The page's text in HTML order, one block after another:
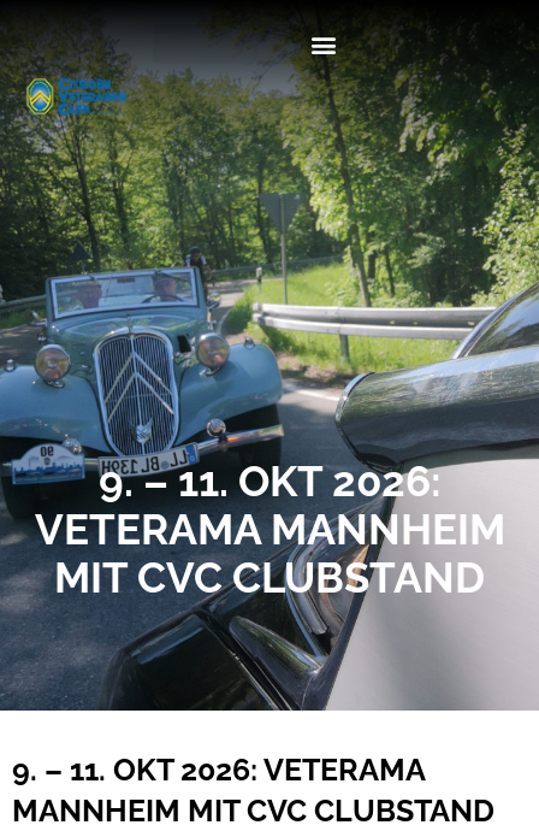
9. – 11. OKT 2026:
VETERAMA MANNHEIM
MIT CVC CLUBSTAND
9. – 11. OKT 2026: VETERAMA
MANNHEIM MIT CVC CLUBSTAND